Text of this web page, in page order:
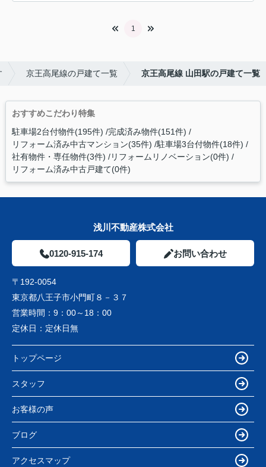
1
京王高尾線の戸建て一覧 京王高尾線 山田駅の戸建て一覧
おすすめこだわり特集
駐車場2台付物件(195件) 完成済み物件(151件)
リフォーム済み中古マンション(35件) 駐車場3台付物件(18件)
社有物件・専任物件(3件) リフォームリノベーション(0件)
リフォーム済み中古戸建て(0件)
浅川不動産株式会社
0120-915-174 お問い合わせ
〒192-0054
東京都八王子市小門町８－３７
営業時間： 9：00～18：00
定休日： 定休日無
トップページ
スタッフ
お客様の声
ブログ
アクセスマップ